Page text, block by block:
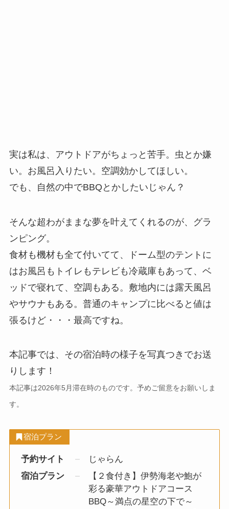
実は私は、アウトドアがちょっと苦手。虫とか嫌
い。お風呂入りたい。空調効かしてほしい。
でも、自然の中でBBQとかしたいじゃん？
そんな超わがままな夢を叶えてくれるのが、グラ
ンピング。
食材も機材も全て付いてて、ドーム型のテントに
はお風呂もトイレもテレビも冷蔵庫もあって、ベ
ッドで寝れて、空調もある。敷地内には露天風呂
やサウナもある。普通のキャンプに比べると値は
張るけど・・・最高ですね。
本記事では、その宿泊時の様子を写真つきでお送
りします！
本記事は2026年5月滞在時のものです。予めご留意をお願いしま
す。
宿泊プラン
予約サイト
じゃらん
宿泊プラン
【２食付き】伊勢海老や鮑が
彩る豪華アウトドアコース
BBQ～満点の星空の下で～